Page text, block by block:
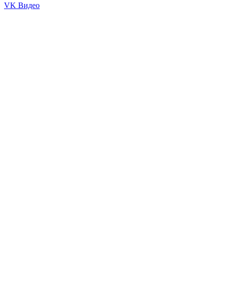
VK Видео